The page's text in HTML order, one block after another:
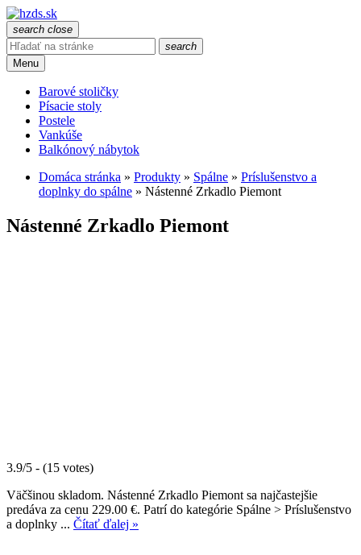
search close
search
Menu
Barové stoličky
Písacie stoly
Postele
Vankúše
Balkónový nábytok
Domáca stránka » Produkty » Spálne » Príslušenstvo a
doplnky do spálne » Nástenné Zrkadlo Piemont
Nástenné Zrkadlo Piemont
3.9/5 - (15 votes)
Väčšinou skladom. Nástenné Zrkadlo Piemont sa najčastejšie
predáva za cenu 229.00 €. Patrí do kategórie Spálne > Príslušenstvo
a doplnky ... Čítať ďalej »